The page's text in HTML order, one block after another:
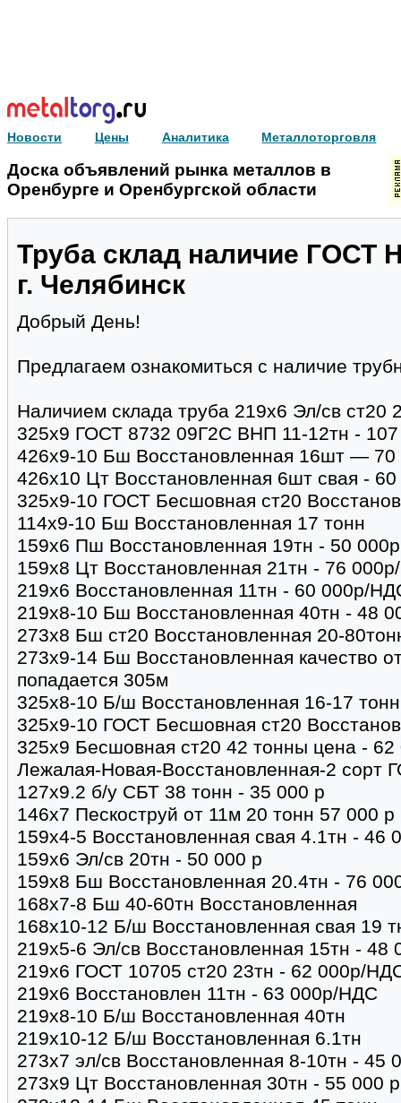
Новости Цены Аналитика Металлоторговля
Доска объявлений рынка металлов в
Оренбурге и Оренбургской области
Труба склад наличие ГОСТ
г. Челябинск
Добрый День!
Предлагаем ознакомиться с наличие
Наличием склада труба 219х6 Эл/св ст20
325х9 ГОСТ 8732 09Г2С ВНП 11-12тн -
426х9-10 Бш Восстановленная 16шт —
426х10 Цт Восстановленная 6шт свая -
325х9-10 ГОСТ Бесшовная ст20
114х9-10 Бш Восстановленная 17 тонн
159х6 Пш Восстановленная 19тн - 50 000р
159х8 Цт Восстановленная 21тн - 76
219х6 Восстановленная 11тн - 60 000р/
219х8-10 Бш Восстановленная 40тн - 48
273х8 Бш ст20 Восстановленная 20-
273х9-14 Бш Восстановленная качество
попадается 305м
325х8-10 Б/ш Восстановленная 16-17
325х9-10 ГОСТ Бесшовная ст20
325х9 Бесшовная ст20 42 тонны цена -
Лежалая-Новая-Восстановленная-2 сорт
127х9.2 б/у СБТ 38 тонн - 35 000 р
146х7 Пескоструй от 11м 20 тонн 57 000
159х4-5 Восстановленная свая 4.1тн - 46
159х6 Эл/св 20тн - 50 000 р
159х8 Бш Восстановленная 20.4тн - 76
168х7-8 Бш 40-60тн Восстановленная
168х10-12 Б/ш Восстановленная свая 19
219х5-6 Эл/св Восстановленная 15тн - 48
219х6 ГОСТ 10705 ст20 23тн - 62 000р/
219х6 Восстановлен 11тн - 63 000р/НДС
219х8-10 Б/ш Восстановленная 40тн
219х10-12 Б/ш Восстановленная 6.1тн
273х7 эл/св Восстановленная 8-10тн - 45
273х9 Цт Восстановленная 30тн - 55 000